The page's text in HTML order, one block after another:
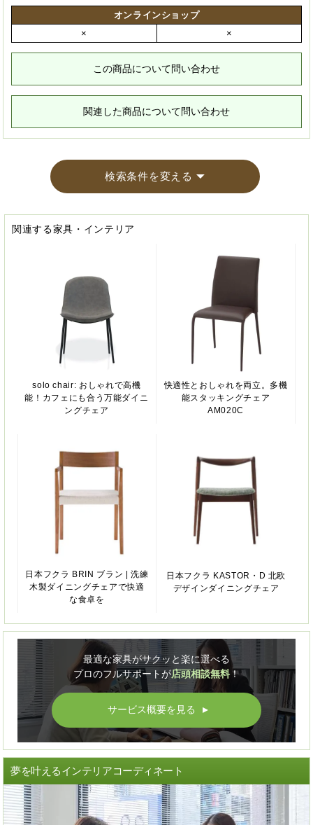
オンラインショップ
×
×
この商品について問い合わせ
関連した商品について問い合わせ
検索条件を変える
関連する家具・インテリア
solo chair: おしゃれで高機
能！カフェにも合う万能ダイニ
ングチェア
快適性とおしゃれを両立。多機
能スタッキングチェア
AM020C
日本フクラ BRIN ブラン | 洗練
木製ダイニングチェアで快適
な食卓を
日本フクラ KASTOR・D 北欧
デザインダイニングチェア
最適な家具がサクッと楽に選べる
プロのフルサポートが店頭相談無料！
サービス概要を見る ▲
夢を叶えるインテリアコーディネート